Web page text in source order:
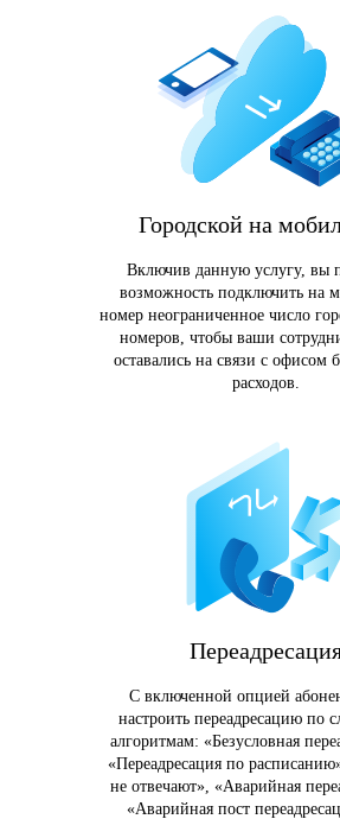
Городской на
Включив данную услугу, вы
возможность подключить на
номер неограниченное число
номеров, чтобы ваши
оставались на связи с офисом
расходов.
С включенной опцией
настроить переадресацию по
алгоритмам: «Безусловная
«Переадресация по
не отвечают», «Аварийная
«Аварийная пост